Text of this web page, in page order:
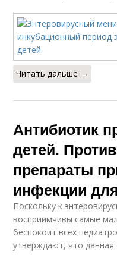
Читать дальше →
Антибиотик
детей.
препараты
инфекции
Поскольку к
восприимчивы самые
беспокоит всех
утверждают, что данная